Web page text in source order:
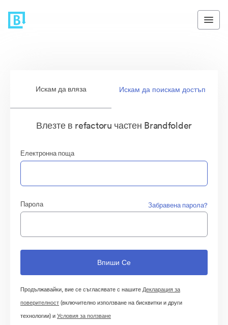
Искам да вляза Искам да поискам достъп
Влезте в refactoru частен Brandfolder
Електронна поща
Парола Забравена парола?
Продължавайки, вие се съгласявате с нашитеДекларация за
поверителност(включително използване на бисквитки и други
технологии) иУсловия за ползване